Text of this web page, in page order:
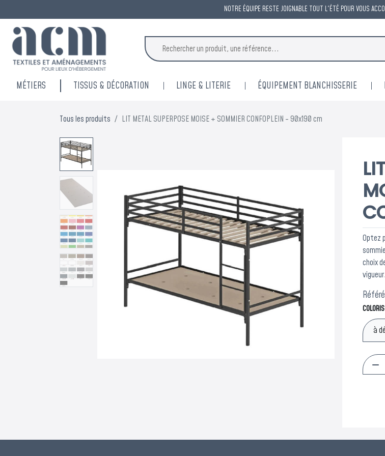
NOTRE ÉQUIPE RESTE JOIGNABLE TOUT L'ÉTÉ POUR VOUS
MÉTIERS TISSUS & DÉCORATION LINGE & LITERIE ÉQUIPEMENT BLANCHISSERIE
Tous les produits LIT METAL SUPERPOSE MOISE + SOMMIER CONFOPLEIN - 90x190 cm
Optez
choix
vigueur.